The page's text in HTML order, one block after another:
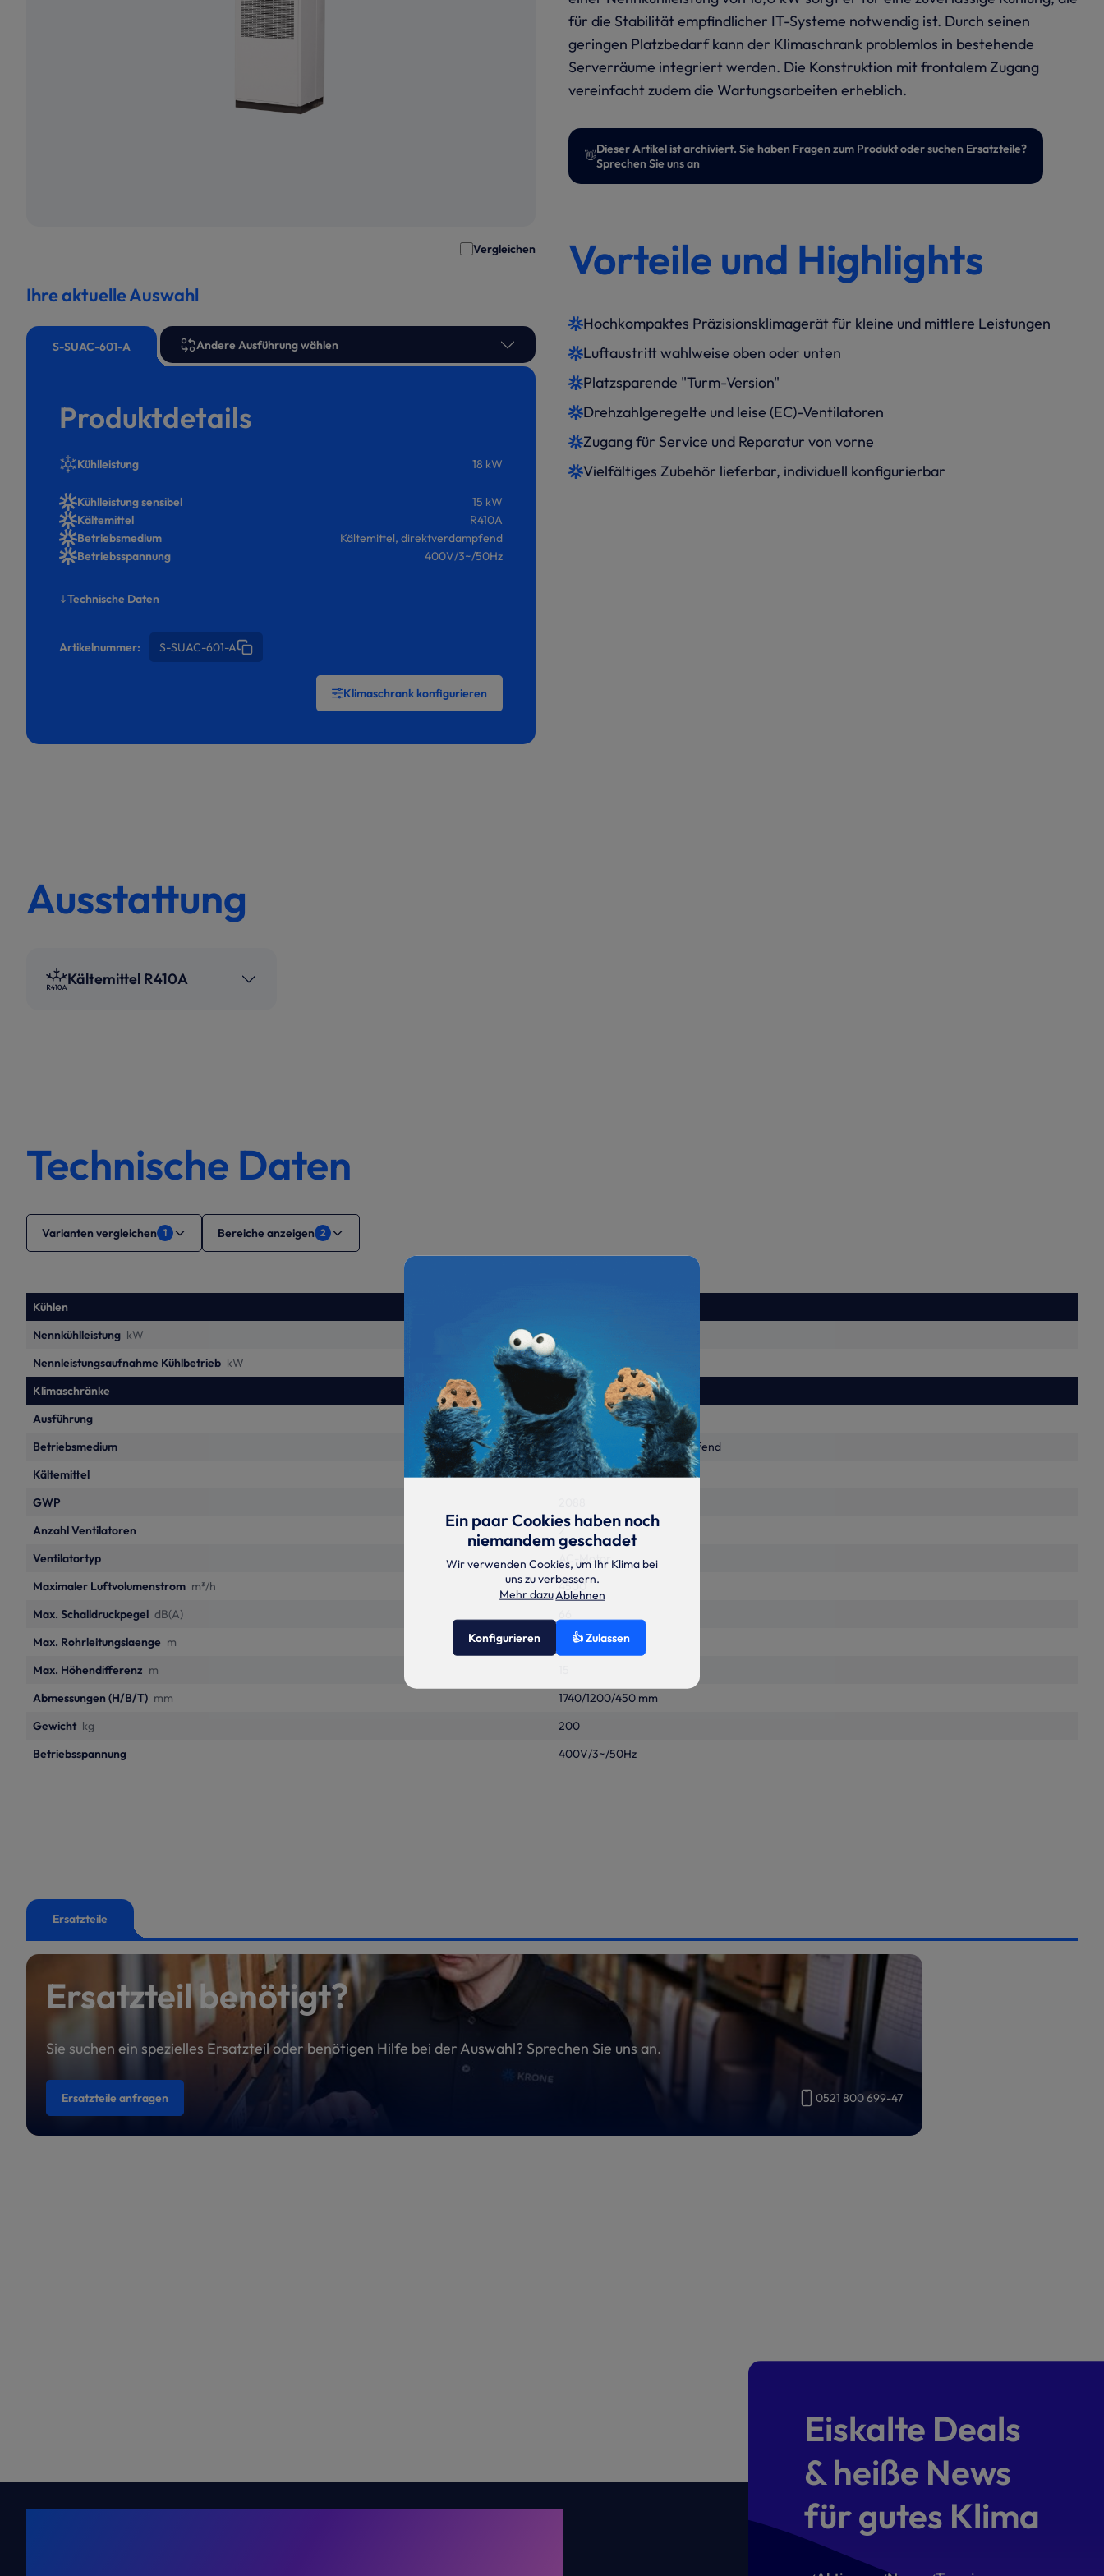
Vergleichen
Ihre aktuelle Auswahl
S-SUAC-601-A Andere Ausführung wählen
Produktdetails
Kühlleistung 18 kW
Kühlleistung sensibel
15 kW
Kältemittel
R410A
Betriebsmedium
Kältemittel, direktverdampfend
Betriebsspannung
400V/3~/50Hz
Technische Daten
Artikelnummer: S-SUAC-601-A
Klimaschrank konfigurieren
für die Stabilität empfindlicher IT-Systeme notwendig ist. Durch seinen
geringen Platzbedarf kann der Klimaschrank problemlos in bestehende
Serverräume integriert werden. Die Konstruktion mit frontalem Zugang
vereinfacht zudem die Wartungsarbeiten erheblich.
👋Dieser Artikel ist archiviert. Sie haben Fragen zum Produkt oder suchen Ersatzteile?
Sprechen Sie uns an
Vorteile und Highlights
Hochkompaktes Präzisionsklimagerät für kleine und mittlere Leistungen
Luftaustritt wahlweise oben oder unten
Platzsparende "Turm-Version"
Drehzahlgeregelte und leise (EC)-Ventilatoren
Zugang für Service und Reparatur von vorne
Vielfältiges Zubehör lieferbar, individuell konfigurierbar
Ausstattung
Kältemittel R410A
Technische Daten
Varianten vergleichen 1 Bereiche anzeigen 2
Kühlen
Nennkühlleistung kW
Nennleistungsaufnahme Kühlbetrieb kW
5.79
Klimaschränke
Ausführung
Luftausblasrichtung Oben
Betriebsmedium
Kältemittel, direktverdampfend
Kältemittel
R410A
GWP
Anzahl Ventilatoren
2
Ventilatortyp
AC-Motor
Maximaler Luftvolumenstrom m³/h
4500
Max. Schalldruckpegel dB(A)
Max. Rohrleitungslaenge m
Max. Höhendifferenz m
Abmessungen (H/B/T) mm
1740/1200/450 mm
Gewicht kg
200
Betriebsspannung
400V/3~/50Hz
Ersatzteile
Ersatzteil benötigt?
Sie suchen ein spezielles Ersatzteil oder benötigen Hilfe bei der Auswahl? Sprechen Sie uns an.
Ersatzteile anfragen 0521 800 699-47
Eiskalte Deals
& heiße News
für gutes Klima
Ein paar Cookies haben noch
niemandem geschadet
Wir verwenden Cookies, um Ihr Klima bei
uns zu verbessern.
Mehr dazuAblehnen
Konfigurieren 👍 Zulassen